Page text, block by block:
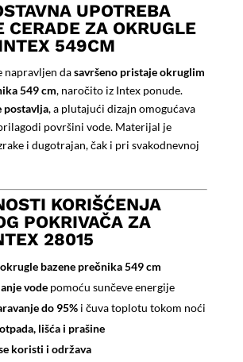
UPOTREBA
CERADE ZA OKRUGLE
549CM
napravljen dasavršeno pristaje okruglim
549 cm, naročito iz Intex ponude.
postavlja, a plutajući dizajn omogućava
površini vode. Materijal je
i dugotrajan, čak i pri svakodnevnoj
KORIŠĆENJA
POKRIVAČA ZA
28015
okrugle bazene prečnika 549 cm
vodepomoću sunčeve energije
do 95%i čuva toplotu tokom noći
lišća i prašine
koristi i održava